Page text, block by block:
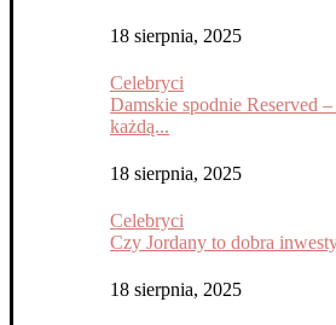
18 sierpnia, 2025
Celebryci
Damskie spodnie Reserved
każdą...
18 sierpnia, 2025
Celebryci
Czy Jordany to dobra
18 sierpnia, 2025